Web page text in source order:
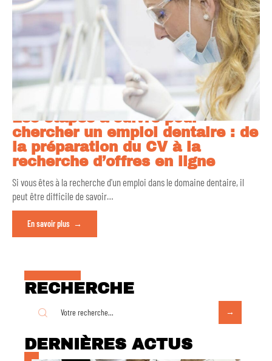
Les étapes à suivre pour
chercher un emploi dentaire : de
la préparation du CV à la
recherche d’offres en ligne
Si vous êtes à la recherche d'un emploi dans le domaine dentaire, il
peut être difficile de savoir…
En savoir plus
RECHERCHE
DERNIÈRES ACTUS